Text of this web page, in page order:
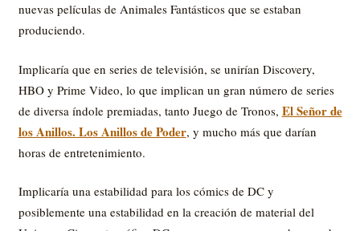
nuevas películas de Animales Fantásticos que se estaban
produciendo.
Implicaría que en series de televisión, se unirían Discovery,
HBO y Prime Video, lo que implican un gran número de series
de diversa índole premiadas, tanto Juego de Tronos, El Señor de
los Anillos. Los Anillos de Poder, y mucho más que darían
horas de entretenimiento.
Implicaría una estabilidad para los cómics de DC y
posiblemente una estabilidad en la creación de material del